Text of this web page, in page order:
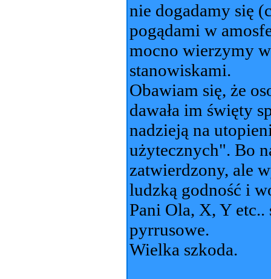
nie dogadamy się
pogądami w
mocno wierzymy
stanowiskami.
Obawiam się, że
dawała im święty
nadzieją na
użytecznych". Bo
zatwierdzony, ale
ludzką godność i
Pani Ola, X, Y
pyrrusowe.
Wielka szkoda.